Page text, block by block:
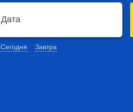
Дата
Сегодня Завтра